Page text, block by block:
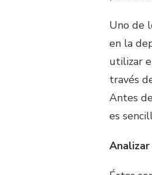
Uno de
en la
utilizar
través
Antes
es